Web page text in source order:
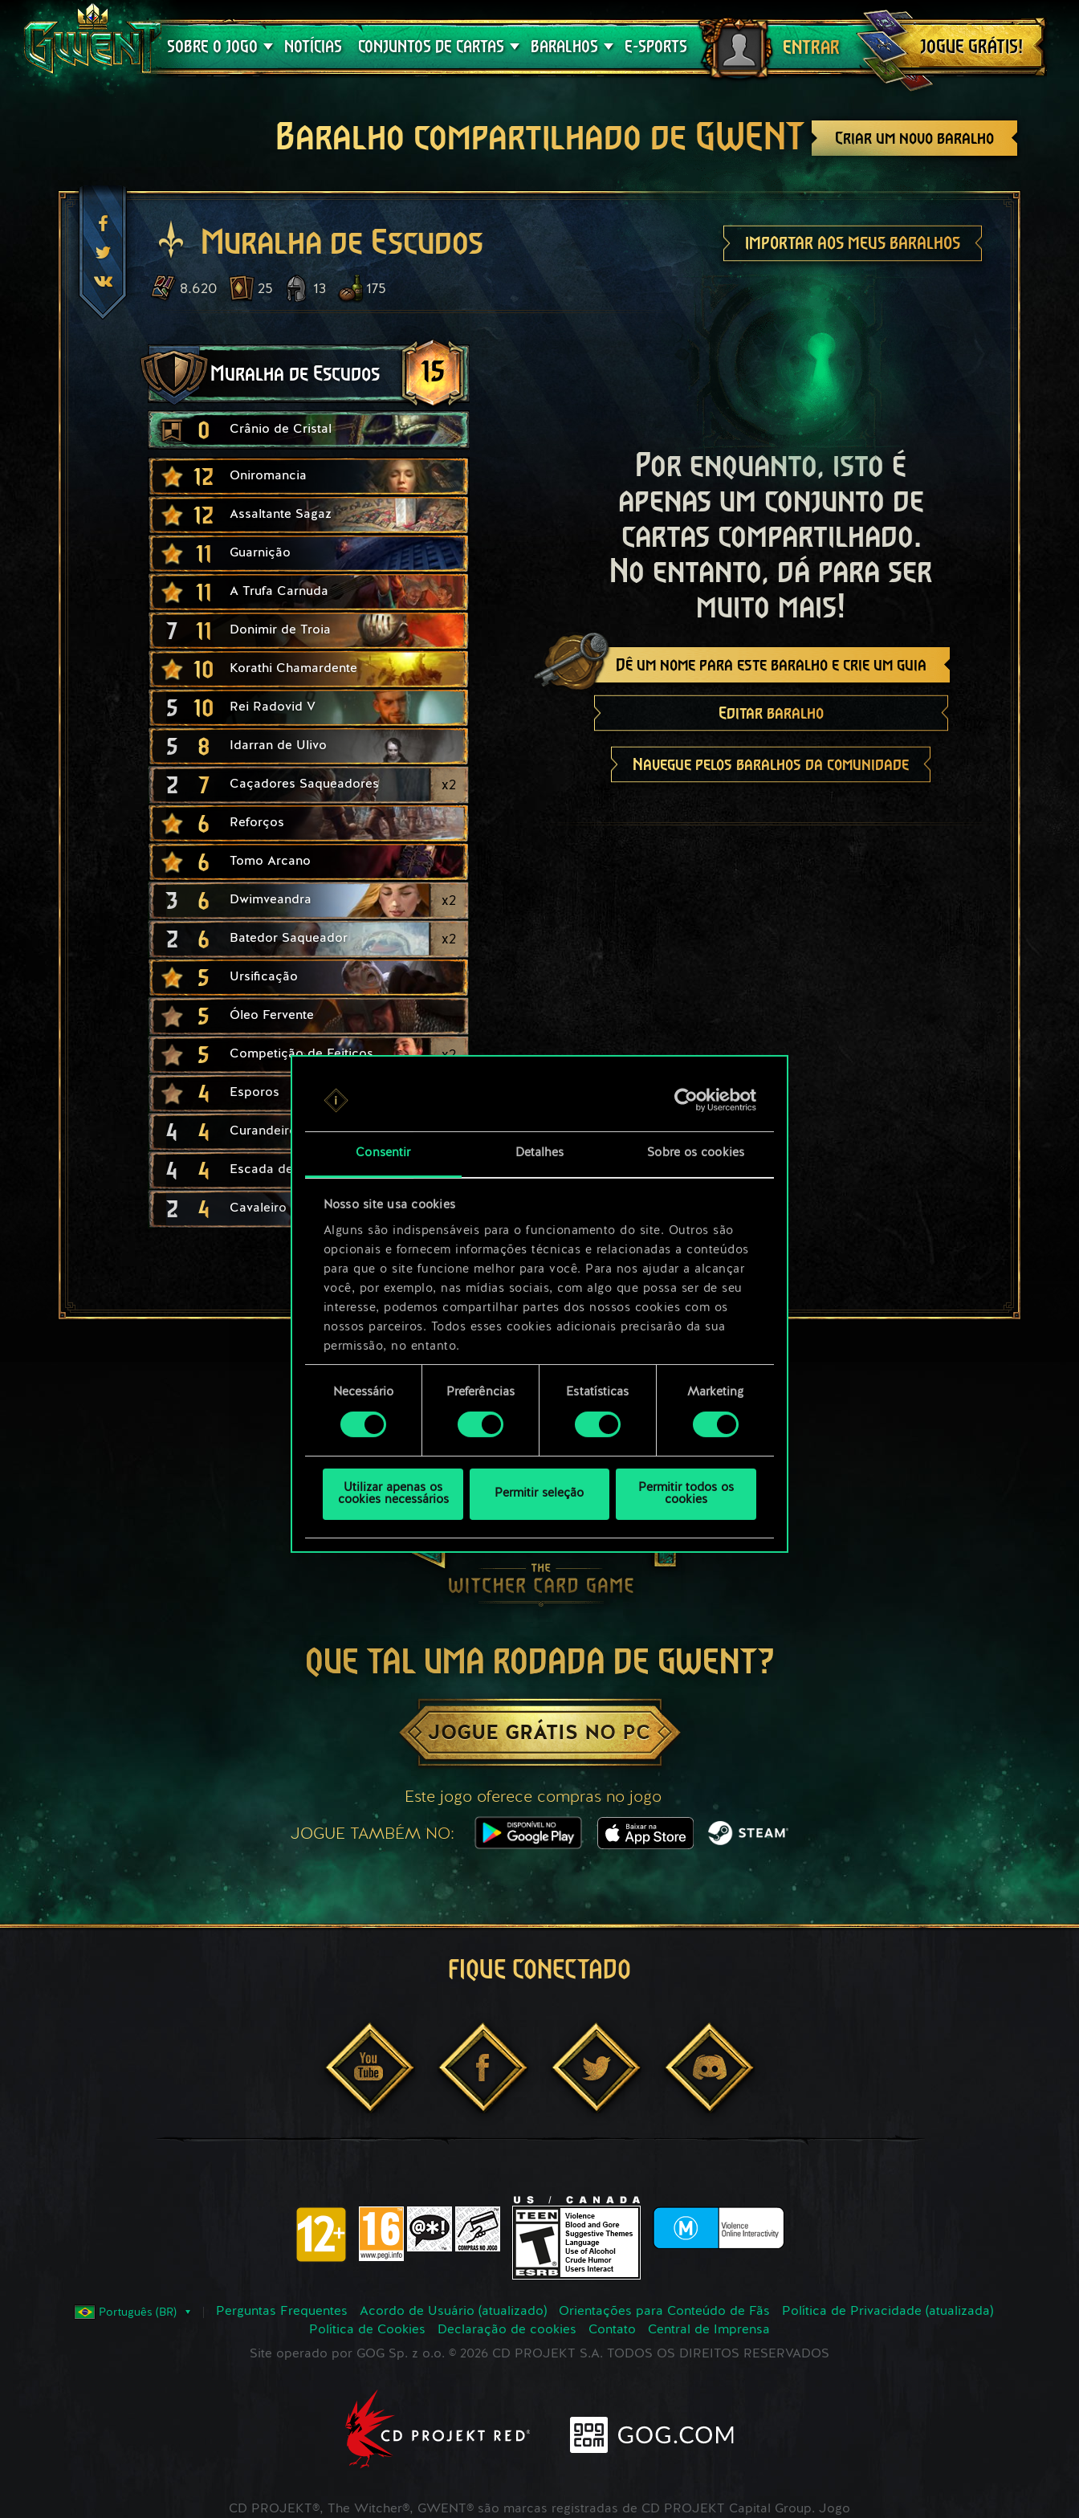
Consentir Detalhes Sobre os cookies
Nosso site usa cookies
Alguns são indispensáveis para o funcionamento do site. Outros são
opcionais e fornecem informações técnicas e relacionadas a conteúdos
para que o site funcione melhor para você. Para nos ajudar a alcançar
você, por exemplo, nas mídias sociais, com algo que possa ser de seu
interesse, podemos compartilhar partes dos nossos cookies com os
nossos parceiros. Todos esses cookies adicionais precisarão da sua
permissão, no entanto.
Você encontrará todos os detalhes sobre o uso de cookies e poderá
consentimento
Necessário Preferências Estatísticas Marketing
Utilizar apenas os
cookies necessários
Permitir seleção
Permitir todos os
cookies
SOBRE O JOGO
Suporte
NOTÍCIAS CONJUNTOS DE CARTAS
Crimson Curse
BARALHOS
Guia de Baralhos
E-SPORTS ENTRAR
Sair
JOGUE GRÁTIS!
Criar um novo baralho
Baralho compartilhado de GWENT
Muralha de Escudos IMPORTAR AOS MEUS BARALHOS
8.620 25 13 175
Muralha de Escudos 15
0 Crânio de Cristal
12 Oniromancia
12 Assaltante Sagaz
11 Guarnição
11 A Trufa Carnuda
7 11 Donimir de Troia
10 Korathi Chamardente
5 10 Rei Radovid V
5 8 Idarran de Ulivo
2 7 Caçadores Saqueadores x2
6 Reforços
6 Tomo Arcano
3 6 Dwimveandra x2
2 6 Batedor Saqueador x2
5 Ursificação
5 Óleo Fervente
5 Competição de Feitiços x2
4 Esporos
4 4 Curandeiro
4 4 Escada de Cerco
2 4 Cavaleiro Redaniano x2
Por enquanto, isto é
apenas um conjunto de
cartas compartilhado.
No entanto, dá para ser
muito mais!
Dê um nome para este baralho e crie um guia
Editar baralho
Navegue pelos baralhos da comunidade
QUE TAL UMA RODADA DE GWENT?
JOGUE GRÁTIS NO PC
Este jogo oferece compras no jogo
JOGUE TAMBÉM NO:
FIQUE CONECTADO
Português (BR) Perguntas Frequentes Acordo de Usuário (atualizado) Orientações para Conteúdo de Fãs
Política de Privacidade (atualizada)
Política de Cookies
Declaração de cookies Contato
Central de Imprensa
Site operado por GOG Sp. z o.o. © 2026 CD PROJEKT S.A. TODOS OS DIREITOS RESERVADOS
CD PROJEKT®, The Witcher®, GWENT® são marcas registradas de CD PROJEKT Capital Group. Jogo